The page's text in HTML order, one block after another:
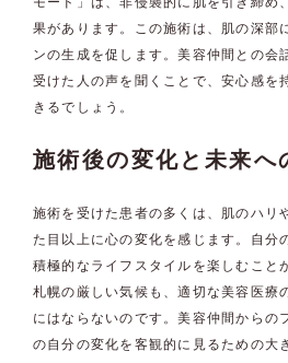
果があります。この施術は、肌の深部
ンの生成を促します。美容仲間との会
受けた人の声を聞くことで、安心感を
きるでしょう。
施術後の変化と未来へ
施術を受けた患者の多くは、肌のハリ
た目以上に心の変化を感じます。自分
積極的なライフスタイルを楽しむこと
札幌の厳しい気候も、適切な美容医療
にはならないのです。美容仲間からの
の自分の変化を客観的に見るための大